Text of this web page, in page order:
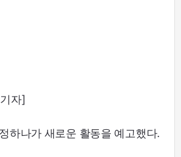
자]
하나가 새로운 활동을 예고했다.